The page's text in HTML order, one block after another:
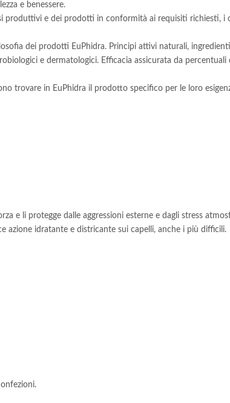
e benessere.
produttivi e dei prodotti in conformità ai requisiti richiesti,
dei prodotti EuPhidra. Principi attivi naturali,
e dermatologici. Efficacia assicurata da
trovare in EuPhidra il prodotto specifico per le loro
e li protegge dalle aggressioni esterne e dagli stress
azione idratante e districante sui capelli, anche i più difficili.